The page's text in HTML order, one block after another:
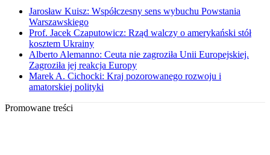
Jarosław Kuisz: Współczesny sens wybuchu Powstania
Warszawskiego
Prof. Jacek Czaputowicz: Rząd walczy o amerykański stół
kosztem Ukrainy
Alberto Alemanno: Ceuta nie zagroziła Unii Europejskiej.
Zagroziła jej reakcja Europy
Marek A. Cichocki: Kraj pozorowanego rozwoju i
amatorskiej polityki
Promowane treści